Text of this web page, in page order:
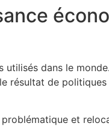
dans le
résultat de
et